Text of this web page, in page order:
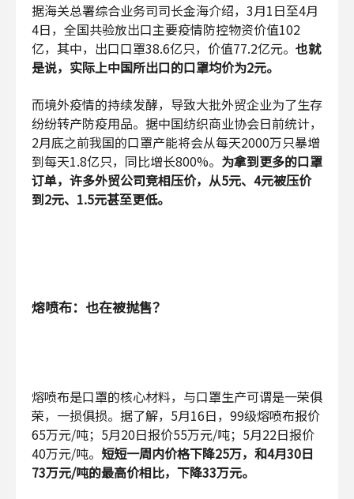
据海关总署综合业务司司长金海介绍，3月1日至4月
4日，全国共验放出口主要疫情防控物资价值102
亿，其中，出口口罩38.6亿只，价值77.2亿元。 也就
是说，实际上中国所出口的口罩均价为2元。
而境外疫情的持续发酵，导致大批外贸企业为了生存
纷纷转产防疫用品。据中国纺织商业协会日前统计，
2月底之前我国的口罩产能将会从每天2000万只暴增
到每天1.8亿只，同比增长800%。 为拿到更多的口罩
订单，许多外贸公司竞相压价，从5元、4元被压价
到2元、1.5元甚至更低。
熔喷布：也在被抛售？
熔喷布是口罩的核心材料，与口罩生产可谓是一荣俱
荣，一损俱损。据了解，5月16日，99级熔喷布报价
65万元/吨；5月20日报价55万元/吨；5月22日报价
40万元/吨。 短短一周内价格下降25万，和4月30日
73万元/吨的最高价相比，下降33万元。